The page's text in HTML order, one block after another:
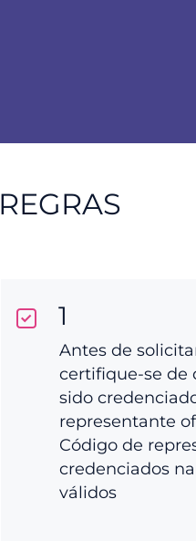
REGRAS
1
Antes de
certifique-se de
sido
representante
Código de
credenciados
válidos